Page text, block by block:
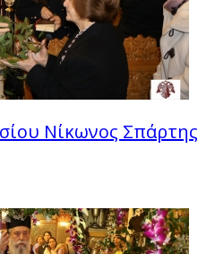
Νίκωνος Σπάρτης